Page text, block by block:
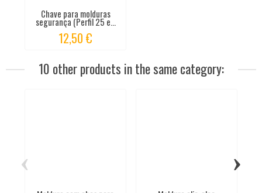
Chave para molduras
segurança (Perfil 25 e...
12,50 €
10 other products in the same category:
‹ ›